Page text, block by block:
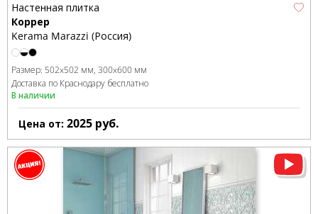
Настенная плитка
Коррер
Kerama Marazzi (Россия)
Размер: 502x502 мм 300x600 мм
Доставка по Краснодару бесплатно
В наличии
Цена от: 2025 руб.